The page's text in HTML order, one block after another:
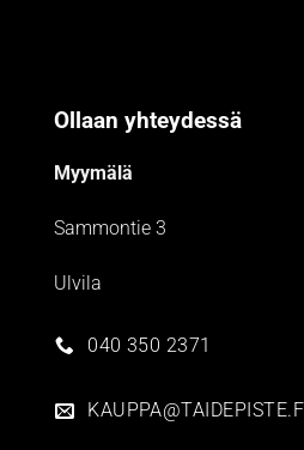
Ollaan yhteydessä
Myymälä
Sammontie 3
Ulvila
040 350 2371
KAUPPA@TAIDEPISTE.FI